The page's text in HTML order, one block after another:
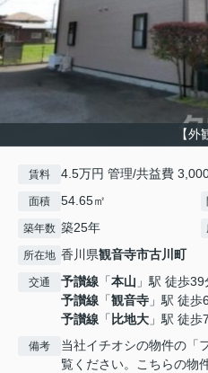
【外
賃料 4.5万円 管理/共益費
面積 54.65㎡
築年数 築25年
所在地 香川県観音寺市古川町
交通 予讃線 「本山 」駅 徒歩39
予讃線 「観音寺 」駅 徒歩
予讃線 「 比地大 」駅 徒歩
備考
当社イチオシの物件の「
覧ください。こちらの物